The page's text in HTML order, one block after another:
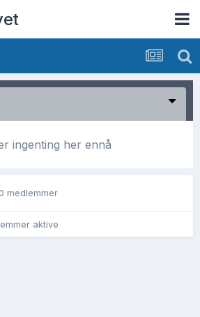
ingenting her ennå
0 medlemmer
aktive